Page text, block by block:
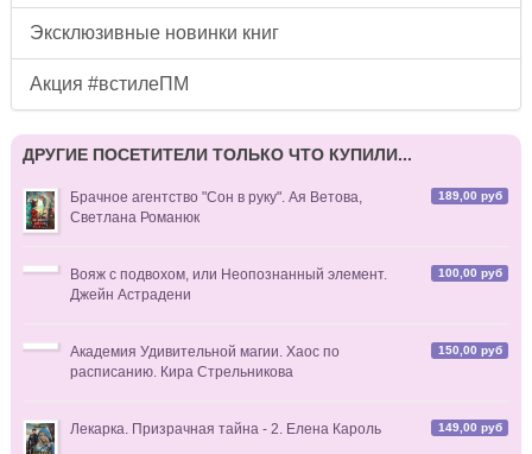
Эксклюзивные новинки книг
Акция #встилеПМ
ДРУГИЕ ПОСЕТИТЕЛИ ТОЛЬКО ЧТО КУПИЛИ...
189,00 руб
Брачное агентство "Сон в руку". Ая Ветова,
Светлана Романюк
100,00 руб
Вояж с подвохом, или Неопознанный элемент.
Джейн Астрадени
150,00 руб
Академия Удивительной магии. Хаос по
расписанию. Кира Стрельникова
149,00 руб
Лекарка. Призрачная тайна - 2. Елена Кароль